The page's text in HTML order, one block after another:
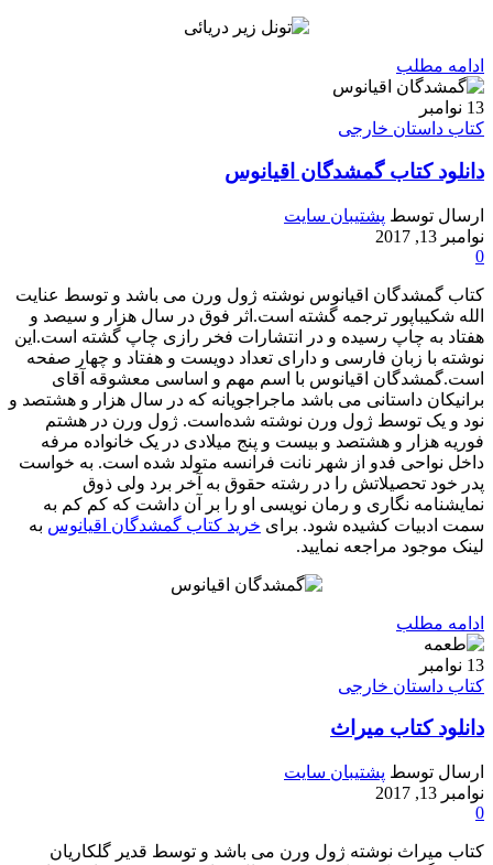
ادامه مطلب
13 نوامبر
کتاب داستان خارجی
دانلود کتاب گمشدگان اقیانوس
ارسال توسط پشتیبان سایت
نوامبر 13, 2017
0
کتاب گمشدگان اقیانوس نوشته ژول ورن می باشد و توسط عنایت
الله شکیباپور ترجمه گشته است.اثر فوق در سال هزار و سیصد و
هفتاد به چاپ رسیده و در انتشارات فخر رازی چاپ گشته است.این
نوشته با زبان فارسی و دارای تعداد دویست و هفتاد و چهار صفحه
است.گمشدگان اقیانوس با اسم مهم و اساسی معشوقه آقای
برانیکان داستانی می باشد ماجراجویانه که در سال هزار و هشتصد و
نود و یک توسط ژول ورن نوشته شده‌است. ژول ورن در هشتم
فوریه هزار و هشتصد و بیست و پنج میلادی در یک خانواده مرفه
داخل نواحی فدو از شهر نانت فرانسه متولد شده است. به خواست
پدر خود تحصیلاتش را در رشته حقوق به آخر برد ولی ذوق
نمایشنامه‌ نگاری و رمان‌ نویسی او را بر آن داشت که کم‌ کم به
سمت ادبیات کشیده شود. برای خرید کتاب گمشدگان اقیانوس به
لینک موجود مراجعه نمایید.
ادامه مطلب
13 نوامبر
کتاب داستان خارجی
دانلود کتاب میراث
ارسال توسط پشتیبان سایت
نوامبر 13, 2017
0
کتاب میراث نوشته ژول ورن می باشد و توسط قدیر گلکاریان